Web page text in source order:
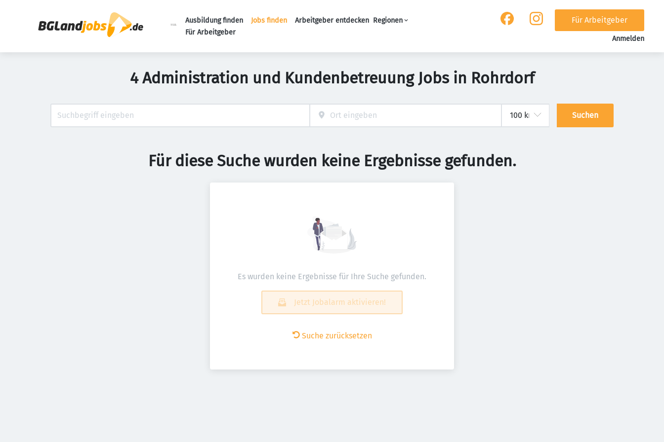
Ausbildung finden Jobs finden Arbeitgeber entdecken Regionen
Für Arbeitgeber
Für Arbeitgeber
Anmelden
4 Administration und Kundenbetreuung Jobs in Rohrdorf
Suchen
Für diese Suche wurden keine Ergebnisse gefunden.
Es wurden keine Ergebnisse für Ihre Suche gefunden.
Jetzt Jobalarm aktivieren!
Suche zurücksetzen